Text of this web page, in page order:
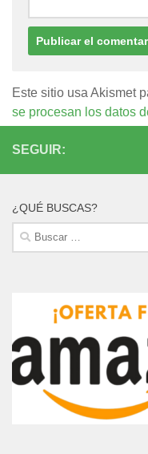
Este sitio usa Akismet
se procesan los datos
SEGUIR:
¿QUÉ BUSCAS?
Buscar: